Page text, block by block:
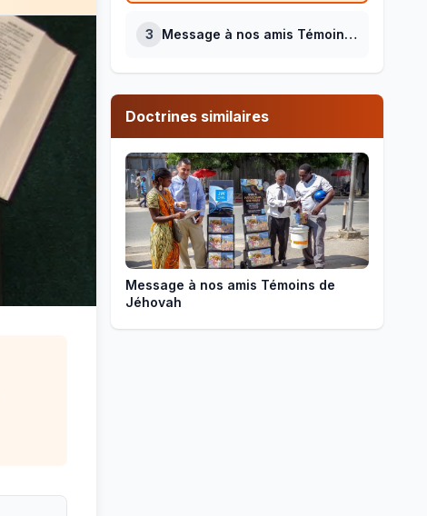
3
Message à nos amis Témoins
Doctrines similaires
Message à nos amis Témoins de
Jéhovah